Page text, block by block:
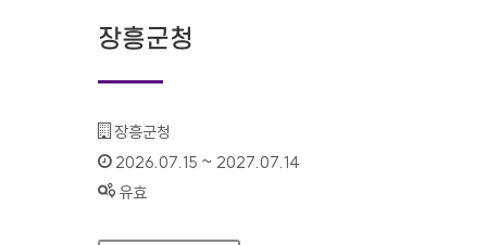
장흥군청
기관명 :
장흥군청
인증기간 :
2026.07.15 ~ 2027.07.14
상태 :
유효